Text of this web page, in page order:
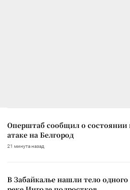
Оперштаб сообщил о состоянии
атаке на Белгород
21 минута назад
В Забайкалье нашли тело